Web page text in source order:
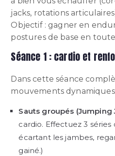
jacks, rotations
Objectif : gagner en
postures de base en
Séance 1 : cardio et
Dans cette séance
mouvements
Sauts groupés (Jumping
cardio. Effectuez 3 séries
écartant les jambes,
gainé.)